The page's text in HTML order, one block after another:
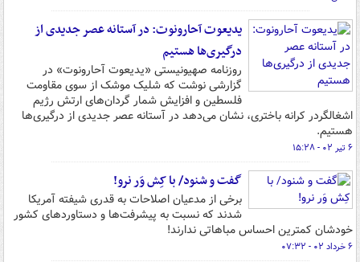
یدیعوت آحارونوت: در آستانه عصر جدیدی از
درگیری‌ها هستیم
روزنامه صهیونیستی «یدیعوت آحارونوت» در
گزارشی نوشت که شلیک موشک از سوی مقاومت
فلسطین و افزایش شمار گردان‌های ارتش رژیم
اشغالگردر کرانه باختری، نشان می‌دهد در آستانه عصر جدیدی از درگیری‌ها
هستیم.
۶ تیر ۰۲ - ۱۵:۲۸
گفت و شنود/ با کِش وَر نرو!
برخی از مدعیان اصلاحات به قدری شیفته آمریکا
شدند که نسبت به پیشرفت‌ها و دستاوردهای کشور
خودشان کمترین احساس مباهاتی ندارند!
۶ خرداد ۰۲ - ۰۷:۳۲